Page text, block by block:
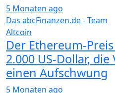
5 Monaten ago
Das abcFinanzen.de - Team
Altcoin
Der Ethereum-
2.000 US-Dollar,
einen Aufschwung
5 Monaten ago